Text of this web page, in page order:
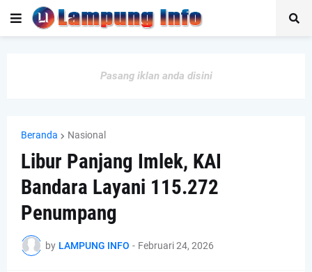
Pasang iklan anda disini
Beranda Nasional
Libur Panjang Imlek, KAI
Bandara Layani 115.272
Penumpang
by LAMPUNG INFO - Februari 24, 2026